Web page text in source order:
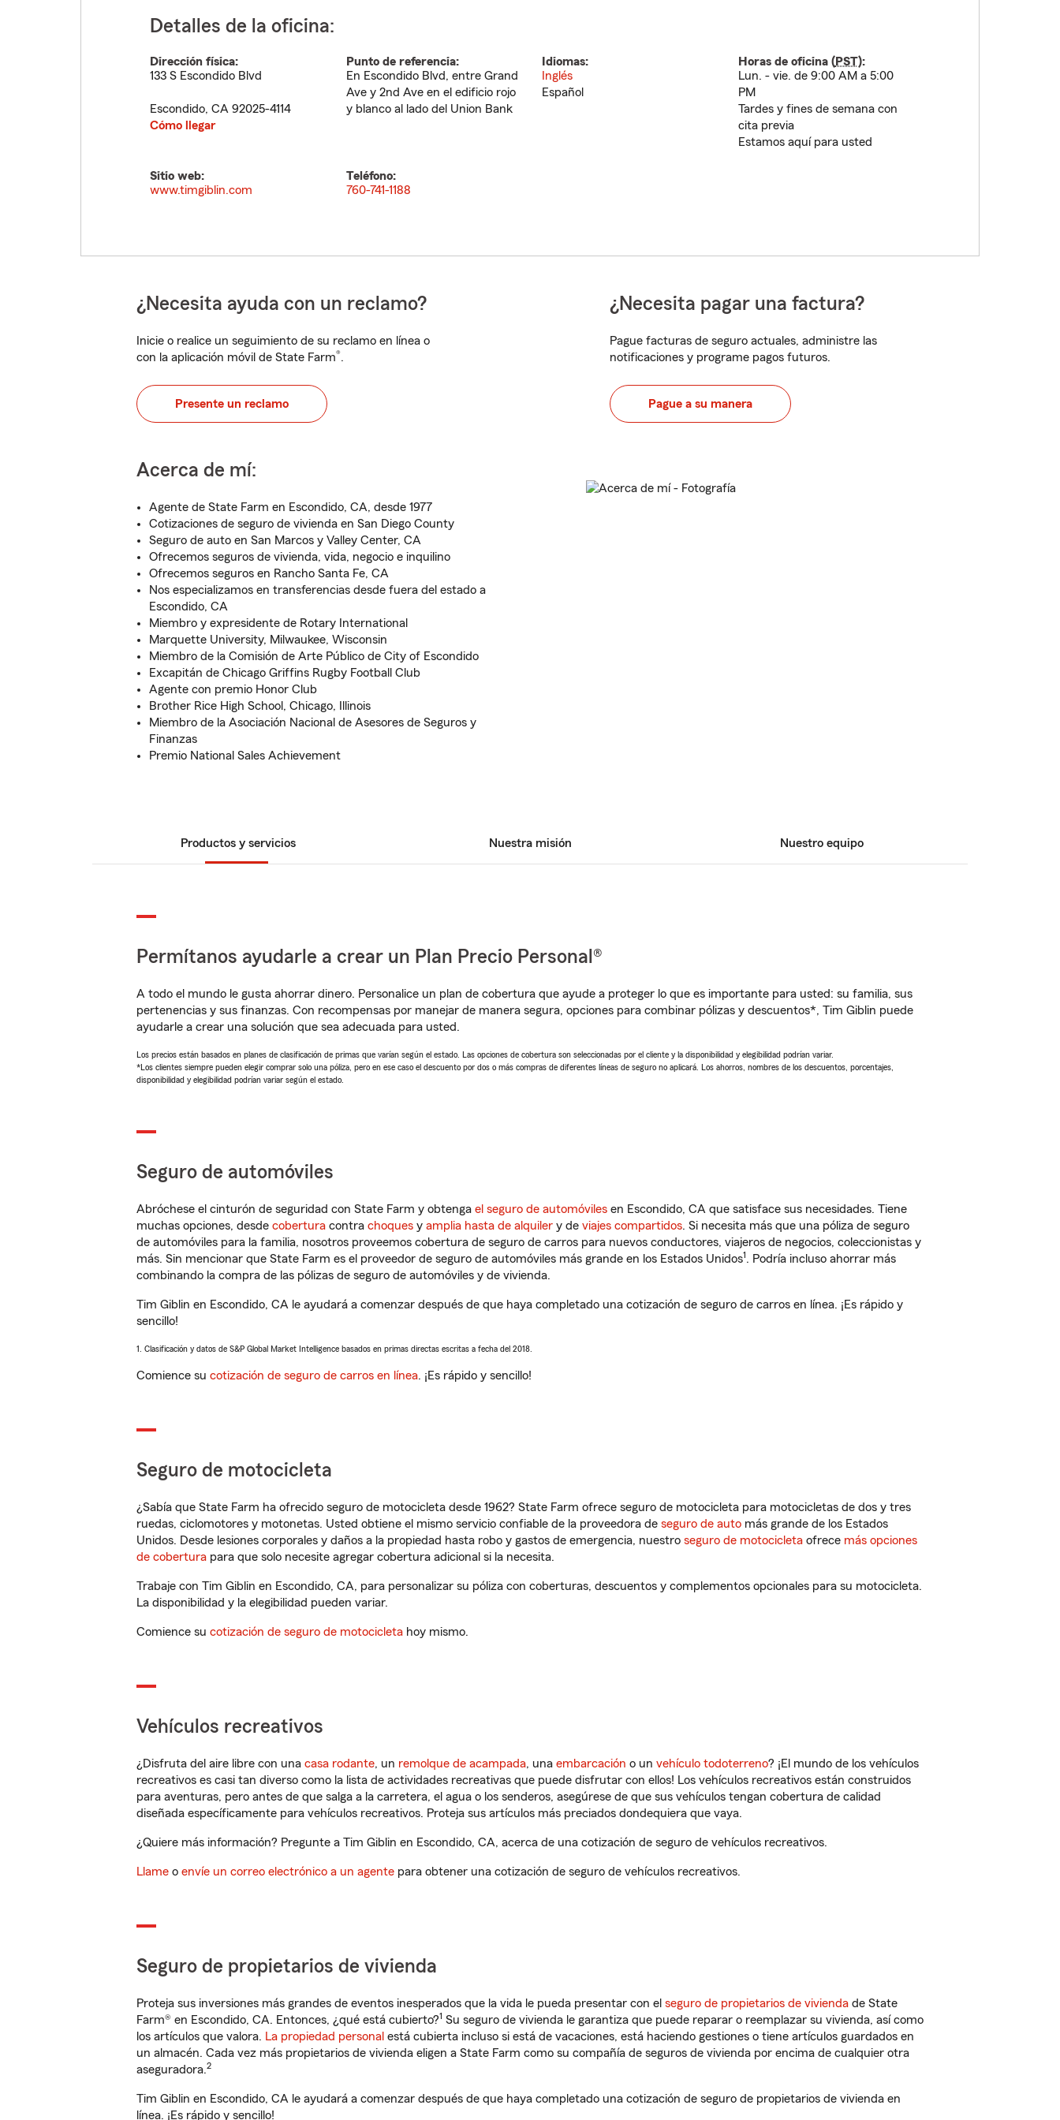
Detalles de la oficina:
Dirección física:
133 S Escondido Blvd
Escondido, CA 92025-4114
Cómo llegar
Punto de referencia:
En Escondido Blvd, entre Grand
Ave y 2nd Ave en el edificio rojo
y blanco al lado del Union Bank
Idiomas:
Inglés
Español
Horas de oficina (PST):
Lun. - vie. de 9:00 AM a 5:00
PM
Tardes y fines de semana con
cita previa
Estamos aquí para usted
Sitio web:
www.timgiblin.com
Teléfono:
760-741-1188
¿Necesita ayuda con un reclamo?
Inicie o realice un seguimiento de su reclamo en línea o
con la aplicación móvil de State Farm®.
Presente un reclamo
¿Necesita pagar una factura?
Pague facturas de seguro actuales, administre las
notificaciones y programe pagos futuros.
Pague a su manera
Acerca de mí:
Agente de State Farm en Escondido, CA, desde 1977
Cotizaciones de seguro de vivienda en San Diego County
Seguro de auto en San Marcos y Valley Center, CA
Ofrecemos seguros de vivienda, vida, negocio e inquilino
Ofrecemos seguros en Rancho Santa Fe, CA
Nos especializamos en transferencias desde fuera del estado a
Escondido, CA
Miembro y expresidente de Rotary International
Marquette University, Milwaukee, Wisconsin
Miembro de la Comisión de Arte Público de City of Escondido
Excapitán de Chicago Griffins Rugby Football Club
Agente con premio Honor Club
Brother Rice High School, Chicago, Illinois
Miembro de la Asociación Nacional de Asesores de Seguros y
Finanzas
Premio National Sales Achievement
Productos y servicios Nuestra misión Nuestro equipo
Permítanos ayudarle a crear un Plan Precio Personal®
A todo el mundo le gusta ahorrar dinero. Personalice un plan de cobertura que ayude a proteger lo que es importante para usted: su familia, sus
pertenencias y sus finanzas. Con recompensas por manejar de manera segura, opciones para combinar pólizas y descuentos*, Tim Giblin puede
ayudarle a crear una solución que sea adecuada para usted.
Los precios están basados en planes de clasificación de primas que varían según el estado. Las opciones de cobertura son seleccionadas por el cliente y la disponibilidad y elegibilidad podrían variar.
*Los clientes siempre pueden elegir comprar solo una póliza, pero en ese caso el descuento por dos o más compras de diferentes líneas de seguro no aplicará. Los ahorros, nombres de los descuentos, porcentajes,
disponibilidad y elegibilidad podrían variar según el estado.
Seguro de automóviles
Abróchese el cinturón de seguridad con State Farm y obtenga el seguro de automóviles en Escondido, CA que satisface sus necesidades. Tiene
muchas opciones, desde cobertura contra choques y amplia hasta de alquiler y de viajes compartidos. Si necesita más que una póliza de seguro
de automóviles para la familia, nosotros proveemos cobertura de seguro de carros para nuevos conductores, viajeros de negocios, coleccionistas y
más. Sin mencionar que State Farm es el proveedor de seguro de automóviles más grande en los Estados Unidos1. Podría incluso ahorrar más
combinando la compra de las pólizas de seguro de automóviles y de vivienda.
Tim Giblin en Escondido, CA le ayudará a comenzar después de que haya completado una cotización de seguro de carros en línea. ¡Es rápido y
sencillo!
1. Clasificación y datos de S&P Global Market Intelligence basados en primas directas escritas a fecha del 2018.
Comience su cotización de seguro de carros en línea. ¡Es rápido y sencillo!
Seguro de motocicleta
¿Sabía que State Farm ha ofrecido seguro de motocicleta desde 1962? State Farm ofrece seguro de motocicleta para motocicletas de dos y tres
ruedas, ciclomotores y motonetas. Usted obtiene el mismo servicio confiable de la proveedora de seguro de auto más grande de los Estados
Unidos. Desde lesiones corporales y daños a la propiedad hasta robo y gastos de emergencia, nuestro seguro de motocicleta ofrece más opciones
de cobertura para que solo necesite agregar cobertura adicional si la necesita.
Trabaje con Tim Giblin en Escondido, CA, para personalizar su póliza con coberturas, descuentos y complementos opcionales para su motocicleta.
La disponibilidad y la elegibilidad pueden variar.
Comience su cotización de seguro de motocicleta hoy mismo.
Vehículos recreativos
¿Disfruta del aire libre con una casa rodante, un remolque de acampada, una embarcación o un vehículo todoterreno? ¡El mundo de los vehículos
recreativos es casi tan diverso como la lista de actividades recreativas que puede disfrutar con ellos! Los vehículos recreativos están construidos
para aventuras, pero antes de que salga a la carretera, el agua o los senderos, asegúrese de que sus vehículos tengan cobertura de calidad
diseñada específicamente para vehículos recreativos. Proteja sus artículos más preciados dondequiera que vaya.
¿Quiere más información? Pregunte a Tim Giblin en Escondido, CA, acerca de una cotización de seguro de vehículos recreativos.
Llame o envíe un correo electrónico a un agente para obtener una cotización de seguro de vehículos recreativos.
Seguro de propietarios de vivienda
Proteja sus inversiones más grandes de eventos inesperados que la vida le pueda presentar con el seguro de propietarios de vivienda de State
Farm® en Escondido, CA. Entonces, ¿qué está cubierto?1 Su seguro de vivienda le garantiza que puede reparar o reemplazar su vivienda, así como
los artículos que valora. La propiedad personal está cubierta incluso si está de vacaciones, está haciendo gestiones o tiene artículos guardados en
un almacén. Cada vez más propietarios de vivienda eligen a State Farm como su compañía de seguros de vivienda por encima de cualquier otra
aseguradora.2
Tim Giblin en Escondido, CA le ayudará a comenzar después de que haya completado una cotización de seguro de propietarios de vivienda en
línea. ¡Es rápido y sencillo!